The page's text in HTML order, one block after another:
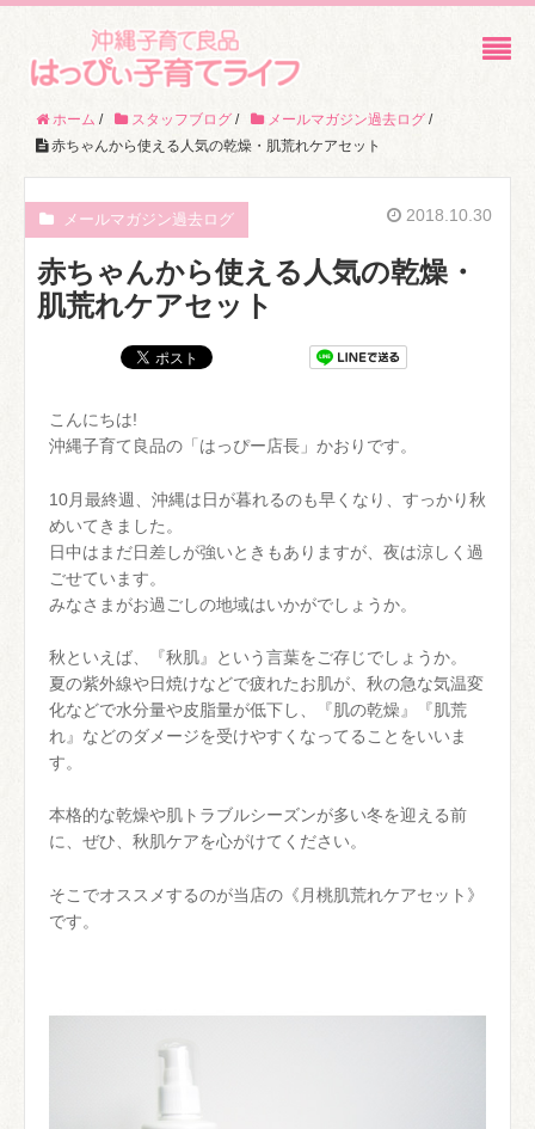
ホーム / スタッフブログ / メールマガジン過去ログ /
赤ちゃんから使える人気の乾燥・肌荒れケアセット
メールマガジン過去ログ 2018.10.30
赤ちゃんから使える人気の乾燥・
肌荒れケアセット
こんにちは!
沖縄子育て良品の「はっぴー店長」かおりです。
10月最終週、沖縄は日が暮れるのも早くなり、すっかり秋
めいてきました。
日中はまだ日差しが強いときもありますが、夜は涼しく過
ごせています。
みなさまがお過ごしの地域はいかがでしょうか。
秋といえば、『秋肌』という言葉をご存じでしょうか。
夏の紫外線や日焼けなどで疲れたお肌が、秋の急な気温変
化などで水分量や皮脂量が低下し、『肌の乾燥』『肌荒
れ』などのダメージを受けやすくなってることをいいま
す。
本格的な乾燥や肌トラブルシーズンが多い冬を迎える前
に、ぜひ、秋肌ケアを心がけてください。
そこでオススメするのが当店の《月桃肌荒れケアセット》
です。